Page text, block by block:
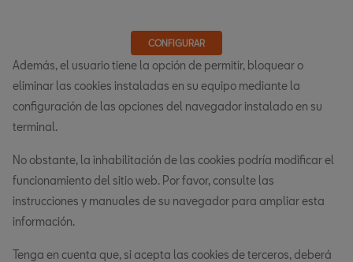
CONFIGURAR
Además, el usuario tiene la opción de permitir, bloquear o
eliminar las cookies instaladas en su equipo mediante la
configuración de las opciones del navegador instalado en su
terminal.
No obstante, la inhabilitación de las cookies podría modificar el
funcionamiento del sitio web. Por favor, consulte las
instrucciones y manuales de su navegador para ampliar esta
información.
Tenga en cuenta que, si acepta las cookies de terceros, deberá